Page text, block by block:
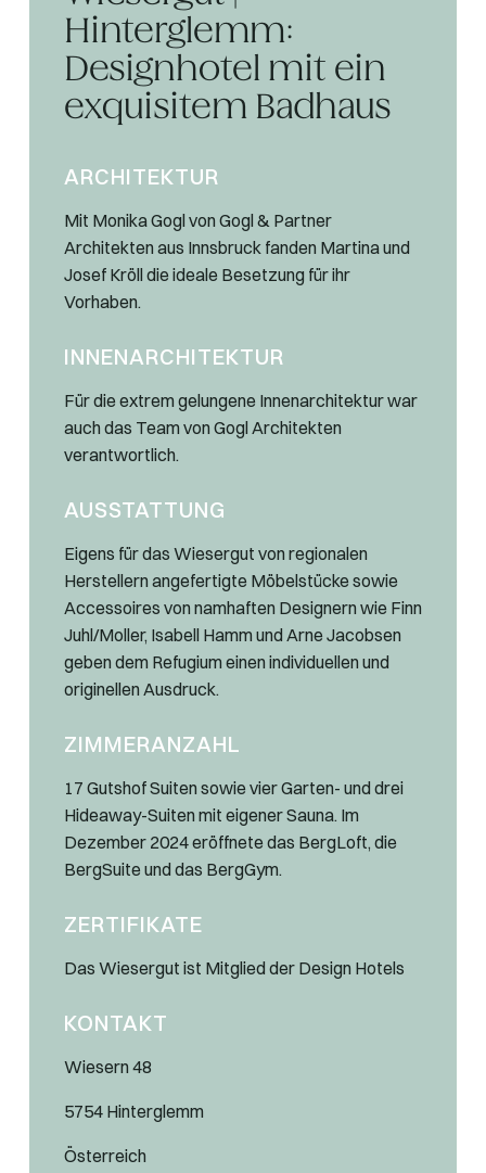
Hinterglemm:
Designhotel mit ein
exquisitem Badhaus
ARCHITEKTUR
Mit Monika Gogl von Gogl & Partner
Architekten aus Innsbruck fanden Martina und
Josef Kröll die ideale Besetzung für ihr
Vorhaben.
INNENARCHITEKTUR
Für die extrem gelungene Innenarchitektur war
auch das Team von Gogl Architekten
verantwortlich.
AUSSTATTUNG
Eigens für das Wiesergut von regionalen
Herstellern angefertigte Möbelstücke sowie
Accessoires von namhaften Designern wie Finn
Juhl/Moller, Isabell Hamm und Arne Jacobsen
geben dem Refugium einen individuellen und
originellen Ausdruck.
ZIMMERANZAHL
17 Gutshof Suiten sowie vier Garten- und drei
Hideaway-Suiten mit eigener Sauna. Im
Dezember 2024 eröffnete das BergLoft, die
BergSuite und das BergGym.
ZERTIFIKATE
Das Wiesergut ist Mitglied der Design Hotels
KONTAKT
Wiesern 48
5754 Hinterglemm
Österreich